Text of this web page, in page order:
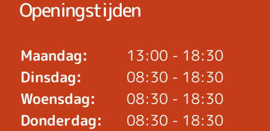
Openingstijden
Maandag:
13:00 - 18:30
Dinsdag:
08:30 - 18:30
Woensdag:
08:30 - 18:30
Donderdag:
08:30 - 18:30